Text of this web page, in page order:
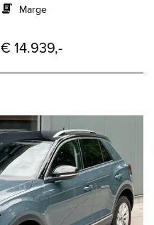
Marge
€ 14.939,-